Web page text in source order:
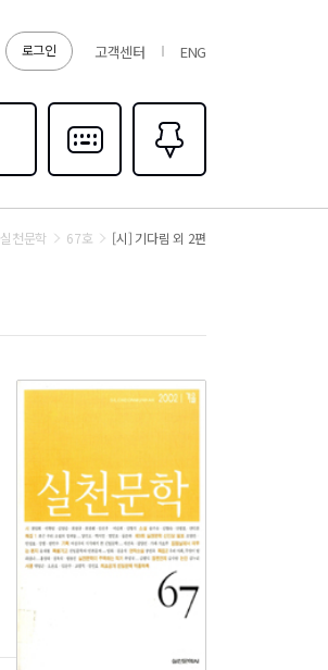
로그인 고객센터 ENG
다국어입력
즐겨찾기0
실천문학 67호 [시] 기다림 외 2편